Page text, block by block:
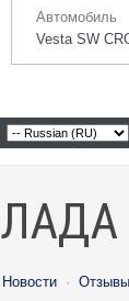
Автомобиль
Vesta SW
ЛАДА
Новости · Отзывы